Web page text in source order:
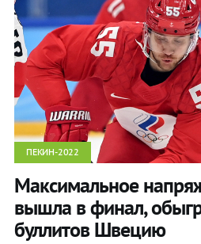
ПЕКИН-2022
Максимальное
вышла в финал,
буллитов Швецию